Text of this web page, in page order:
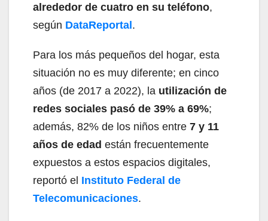
alrededor de cuatro en su teléfono,
según DataReportal.
Para los más pequeños del hogar, esta
situación no es muy diferente; en cinco
años (de 2017 a 2022), la utilización de
redes sociales pasó de 39% a 69%;
además, 82% de los niños entre 7 y 11
años de edad están frecuentemente
expuestos a estos espacios digitales,
reportó el Instituto Federal de
Telecomunicaciones.